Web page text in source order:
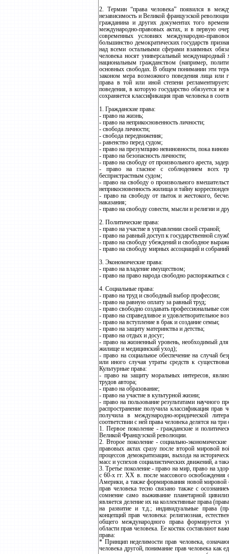
2. Термин “права человека” появился в
независимость и Великой французской
гражданина и других документах того
международно-правовых актах, и в первую
современных условиях международно-
большинство демократических государств
над всеми остальными сферами взаимных
человека носят универсальный международный
национальным гражданством (например,
основных свободах. В общем понимании эти
законом мера возможного поведения лица или
права в той или иной степени
поведения, в которую государство обязуется
сохраняется классификация прав человека в
1. Гражданские права:
- право на жизнь;
- право на неприкосновенность личности;
- свобода личности;
- свобода передвижения;
- равенство перед судом;
- право на презумпцию невиновности, пока
- право на безопасность личности;
- право на свободу от произвольного ареста,
- право на гласное с соблюдением всех
беспристрастным судом;
- право на свободу о произвольного
неприкосновенность жилища и тайну
- право на свободу от пыток и жестокого,
наказания;
- право на свободу совести, мысли и религии и
2. Политические права:
- право на участие в управлении своей страной;
- право на равный доступ к государственной
- право на свободу убеждений и свободное
- право на свободу мирных ассоциаций и
3. Экономические права:
- право на владение имуществом;
- право на право народа свободно
4. Социальные права:
- право на труд и свободный выбор профессии;
- право на равную оплату за равный труд;
- право свободно создавать профессиональные
- право на справедливое и удовлетворительное
- право на вступление в брак и создание семьи;
- право на защиту материнства и детства;
- право на отдых и досуг;
- право на жизненный уровень, необходимый
жилище и медицинский уход);
- право на социальное обеспечение на случай
или иного случая утраты средств к
Культурные права:
- право на защиту моральных интересов,
трудов автора;
- право на образование;
- право на участие в культурной жизни;
- право на пользование результатами научного
распространение получила классификация прав
получила в международно-юридической
соответствии с ней права человека делятся на
1. Первое поколение - гражданские и
Великой Французской революции.
2. Второе поколение - социально-
правовых актах сразу после второй мировой
процессов демократизации, выхода на
масс и успехов социалистических движений, а
3. Третье поколение - право на мир, право на
с 60-х гг. XX в. после массового
Америки, а также формирования новой мировой
прав человека тесно связано также с
сомнение само выживание планетарной
является деление их на коллективные права
на развитие и т.д.; индивидуальные права
концепций прав человека: религиозная,
общего международного права формируется
области прав человека. Ее костяк составляют
права:
* Принцип неделимости прав человека,
человека другой, понимание прав человека как